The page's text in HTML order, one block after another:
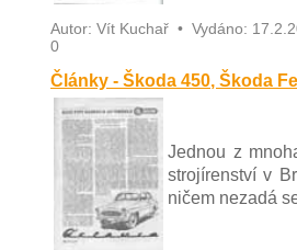
Autor: Vít Kuchař • Vydáno:
0
Články - Škoda 450, Škoda
Jednou z
strojírenství v
ničem nezadá